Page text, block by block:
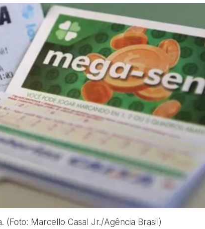
(Foto: Marcello Casal Jr./Agência Brasil)